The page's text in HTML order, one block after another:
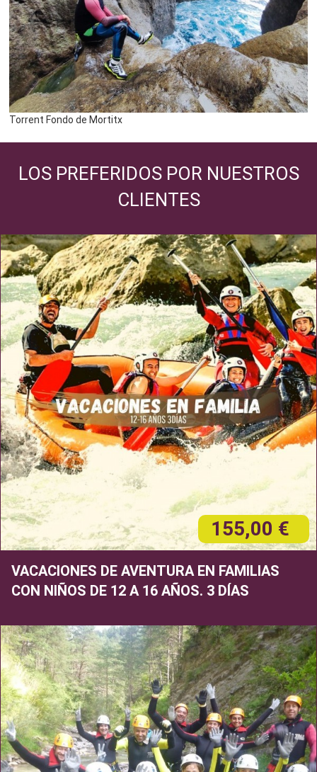
Torrent Fondo de Mortitx
LOS PREFERIDOS POR NUESTROS
CLIENTES
155,00 €
VACACIONES DE AVENTURA EN FAMILIAS
CON NIÑOS DE 12 A 16 AÑOS. 3 DÍAS